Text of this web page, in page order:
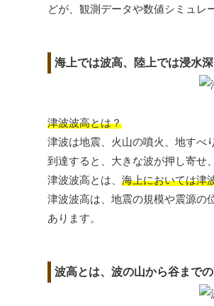
どが、観測データや数値シミュレ
海上では波高、陸上では浸水深
津波波高とは？
津波は地震、火山の噴火、地すべ
到達すると、大きな波が押し寄せ
津波波高とは、 海上においては津
津波波高は、地震の規模や震源の
あります。
波高とは、波の山から谷まで